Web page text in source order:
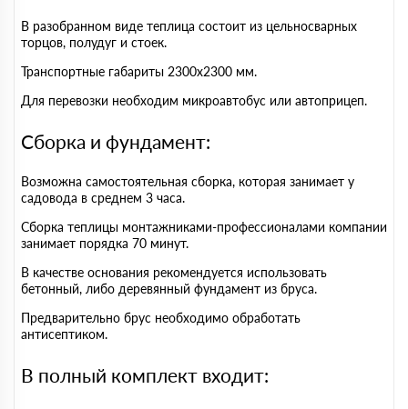
В разобранном виде теплица состоит из цельносварных
торцов, полудуг и стоек.
Транспортные габариты 2300х2300 мм.
Для перевозки необходим микроавтобус или автоприцеп.
Сборка и фундамент:
Возможна самостоятельная сборка, которая занимает у
садовода в среднем 3 часа.
Сборка теплицы монтажниками-профессионалами компании
занимает порядка 70 минут.
В качестве основания рекомендуется использовать
бетонный, либо деревянный фундамент из бруса.
Предварительно брус необходимо обработать
антисептиком.
В полный комплект входит: